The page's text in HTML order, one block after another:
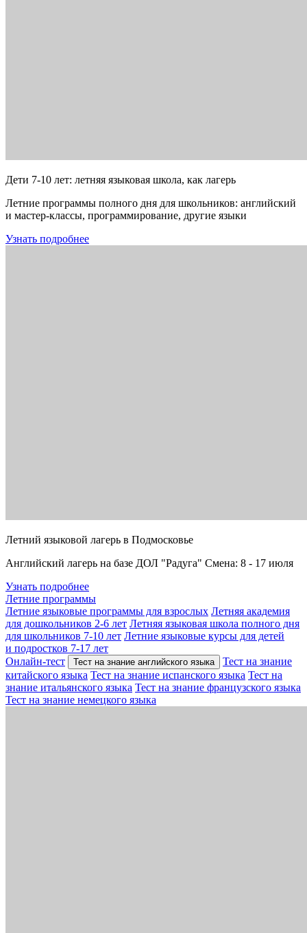
Дети 7-10 лет: летняя языковая школа, как лагерь
Летние программы полного дня для школьников: английский
и мастер-классы, программирование, другие языки
Узнать подробнее
Летний языковой лагерь в Подмосковье
Английский лагерь на базе ДОЛ "Радуга" Смена: 8 - 17 июля
Узнать подробнее
Летние программы
Летние языковые программы для взрослых Летняя академия
для дошкольников 2-6 лет Летняя языковая школа полного дня
для школьников 7-10 лет Летние языковые курсы для детей
и подростков 7-17 лет
Онлайн-тест
Тест на знание английского языка
Тест на знание
китайского языка Тест на знание испанского языка Тест на
знание итальянского языка Тест на знание французского языка
Тест на знание немецкого языка